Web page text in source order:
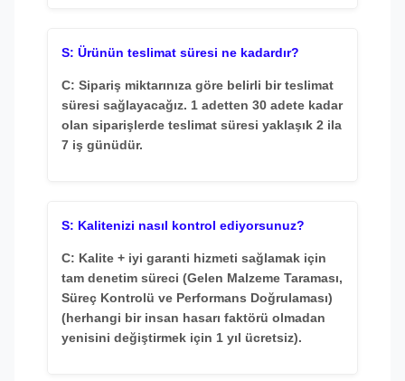
S: Ürünün teslimat süresi ne kadardır?
C: Sipariş miktarınıza göre belirli bir teslimat
süresi sağlayacağız. 1 adetten 30 adete kadar
olan siparişlerde teslimat süresi yaklaşık 2 ila
7 iş günüdür.
S: Kalitenizi nasıl kontrol ediyorsunuz?
C: Kalite + iyi garanti hizmeti sağlamak için
tam denetim süreci (Gelen Malzeme Taraması,
Süreç Kontrolü ve Performans Doğrulaması)
(herhangi bir insan hasarı faktörü olmadan
yenisini değiştirmek için 1 yıl ücretsiz).